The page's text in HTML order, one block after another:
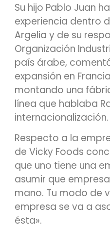
Su hijo Pablo Juan
experiencia dentro
Argelia y de su
Organización
país árabe,
expansión en
montando una
línea que hablaba
internacionalización.
Respecto a la
de Vicky Foods
que uno tiene una
asumir que
mano. Tu modo de
empresa se va a
ésta».